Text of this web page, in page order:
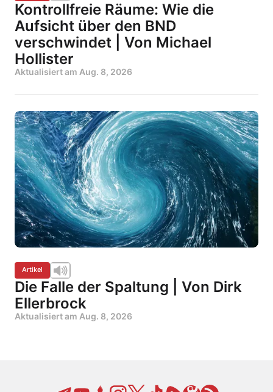
Kontrollfreie Räume: Wie die
Aufsicht über den BND
verschwindet | Von Michael
Hollister
Aktualisiert am Aug. 8, 2026
Artikel
Die Falle der Spaltung | Von Dirk
Ellerbrock
Aktualisiert am Aug. 8, 2026